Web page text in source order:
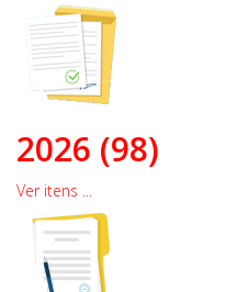
2026 (98)
Ver itens ...